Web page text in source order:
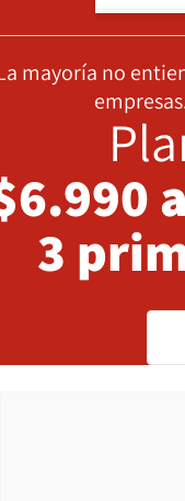
mayoría no
3